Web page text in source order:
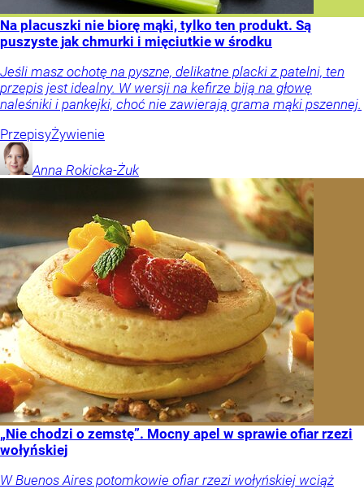
Na placuszki nie biorę mąki, tylko ten produkt. Są
puszyste jak chmurki i mięciutkie w środku
Jeśli masz ochotę na pyszne, delikatne placki z patelni, ten
przepis jest idealny. W wersji na kefirze biją na głowę
naleśniki i pankejki, choć nie zawierają grama mąki pszennej.
PrzepisyŻywienie
Anna Rokicka-Żuk
„Nie chodzi o zemstę”. Mocny apel w sprawie ofiar rzezi
wołyńskiej
W Buenos Aires potomkowie ofiar rzezi wołyńskiej wciąż